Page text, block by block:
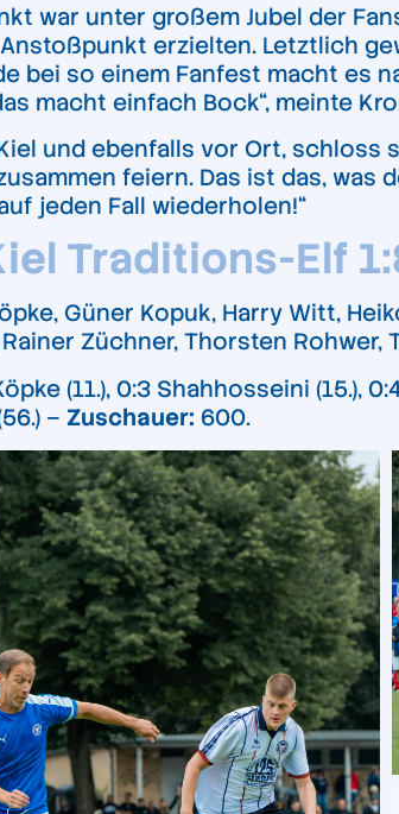
war unter großem Jubel der
erzielten. Letztlich
bei so einem Fanfest macht es
macht einfach Bock“, meinte
und ebenfalls vor Ort, schloss
feiern. Das ist das, was
jeden Fall wiederholen!“
Traditions-Elf
Güner Kopuk, Harry Witt,
Züchner, Thorsten Rohwer,
(11.), 0:3 Shahhosseini (15.),
– Zuschauer: 600.